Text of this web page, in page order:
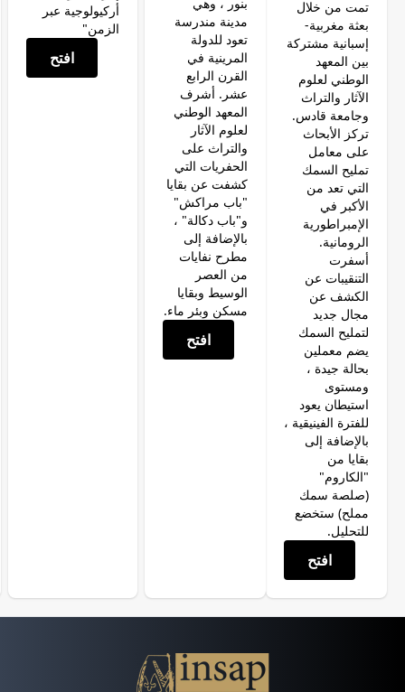
تمت من خلال
بعثة مغربية-
إسبانية مشتركة
بين المعهد
الوطني لعلوم
الآثار والتراث
وجامعة قادس.
تركز الأبحاث
على معامل
تمليح السمك
التي تعد من
الأكبر في
الإمبراطورية
الرومانية.
أسفرت
التنقيبات عن
الكشف عن
مجال جديد
لتمليح السمك
يضم معملين
بحالة جيدة ،
ومستوى
استيطان يعود
للفترة الفينيقية ،
بالإضافة إلى
بقايا من
"الكاروم"
(صلصة سمك
مملح) ستخضع
للتحليل.
افتح
مدينة مندرسة
تعود للدولة
المرينية في
القرن الرابع
عشر. أشرف
المعهد الوطني
لعلوم الآثار
والتراث على
الحفريات التي
كشفت عن بقايا
"باب مراكش"
و"باب دكالة" ،
بالإضافة إلى
مطرح نفايات
من العصر
الوسيط وبقايا
مسكن وبئر ماء.
افتح
أركيولوجية عبر
الزمن"
افتح